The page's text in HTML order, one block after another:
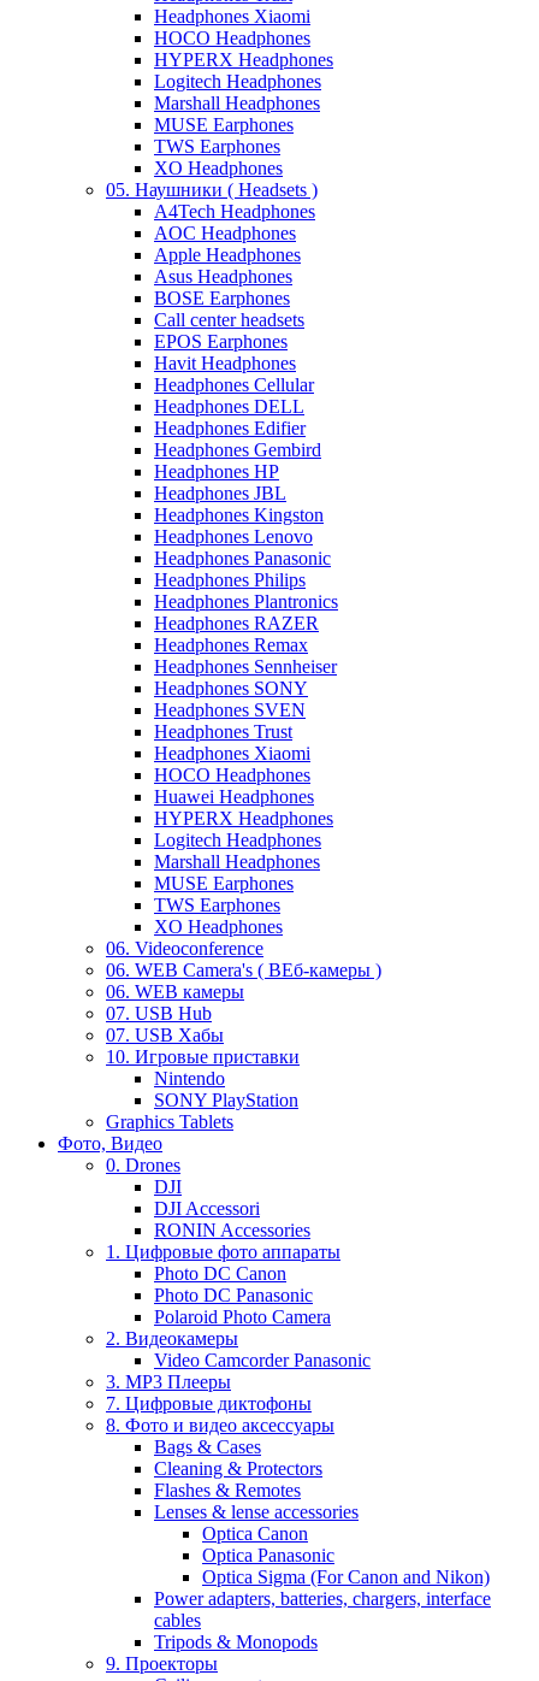
Headphones Xiaomi
HOCO Headphones
HYPERX Headphones
Logitech Headphones
Marshall Headphones
MUSE Earphones
TWS Earphones
XO Headphones
05. Наушники ( Headsets )
A4Tech Headphones
AOC Headphones
Apple Headphones
Asus Headphones
BOSE Earphones
Call center headsets
EPOS Earphones
Havit Headphones
Headphones Cellular
Headphones DELL
Headphones Edifier
Headphones Gembird
Headphones HP
Headphones JBL
Headphones Kingston
Headphones Lenovo
Headphones Panasonic
Headphones Philips
Headphones Plantronics
Headphones RAZER
Headphones Remax
Headphones Sennheiser
Headphones SONY
Headphones SVEN
Headphones Trust
Headphones Xiaomi
HOCO Headphones
Huawei Headphones
HYPERX Headphones
Logitech Headphones
Marshall Headphones
MUSE Earphones
TWS Earphones
XO Headphones
06. Videoconference
06. WEB Camera's ( ВЕб-камеры )
06. WEB камеры
07. USB Hub
07. USB Хабы
10. Игровые приставки
Nintendo
SONY PlayStation
Graphics Tablets
Фото, Видео
0. Drones
DJI
DJI Accessori
RONIN Accessories
1. Цифровые фото аппараты
Photo DC Canon
Photo DC Panasonic
Polaroid Photo Camera
2. Видеокамеры
Video Camcorder Panasonic
3. MP3 Плееры
7. Цифровые диктофоны
8. Фото и видео аксессуары
Bags & Cases
Cleaning & Protectors
Flashes & Remotes
Lenses & lense accessories
Optica Canon
Optica Panasonic
Optica Sigma (For Canon and Nikon)
Power adapters, batteries, chargers, interface
cables
Tripods & Monopods
9. Проекторы